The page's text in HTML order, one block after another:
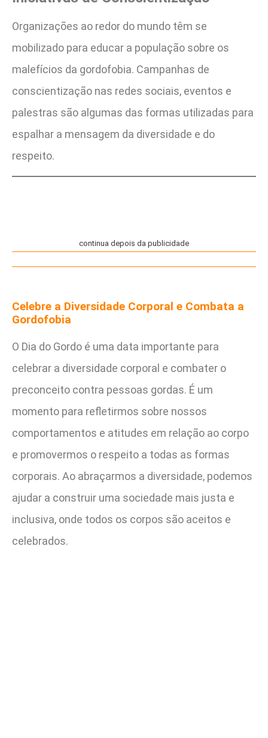
Organizações ao redor do mundo têm se
mobilizado para educar a população sobre os
malefícios da gordofobia. Campanhas de
conscientização nas redes sociais, eventos e
palestras são algumas das formas utilizadas para
espalhar a mensagem da diversidade e do
respeito.
continua depois da publicidade
Celebre a Diversidade Corporal e Combata a
Gordofobia
O Dia do Gordo é uma data importante para
celebrar a diversidade corporal e combater o
preconceito contra pessoas gordas. É um
momento para refletirmos sobre nossos
comportamentos e atitudes em relação ao corpo
e promovermos o respeito a todas as formas
corporais. Ao abraçarmos a diversidade, podemos
ajudar a construir uma sociedade mais justa e
inclusiva, onde todos os corpos são aceitos e
celebrados.